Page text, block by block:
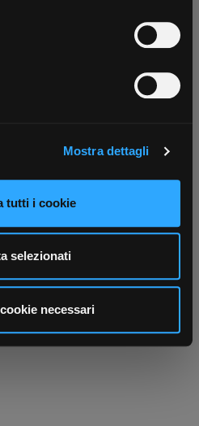
sulla tua posizione
di qualche
scansionandolo
elaborati i tuoi dati personali
contenuti ed
Condividiamo inoltre
utilizza il nostro sito con i
di analisi dei dati web,
quali potrebbero combinarle
Mostra dettagli
tutti i cookie
selezionati
necessari
Fissa una consulenza
Punti vendita
Negozi di materiale elettrico vicino a